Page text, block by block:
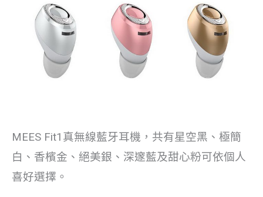
MEES Fit1真無線藍牙耳機，共有星空黑、極簡
白、香檳金、絕美銀、深邃藍及甜心粉可依個人
喜好選擇。